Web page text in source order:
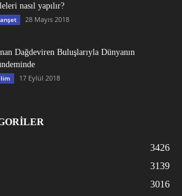
nasıl yapılır?
28 Mayıs 2018
Dağdeviren Buluşlarıyla Dünyanın
17 Eylül 2018
3426
3139
3016